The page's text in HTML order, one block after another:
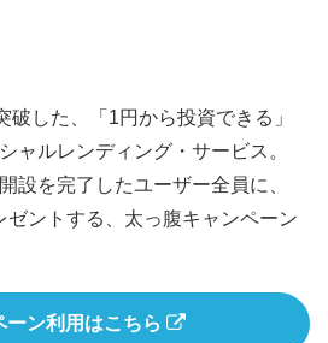
破した、「1円から投資できる」
ャルレンディング・サービス。
設を完了したユーザー全員に、
ゼントする、太っ腹キャンペーン
ーン利用はこちら